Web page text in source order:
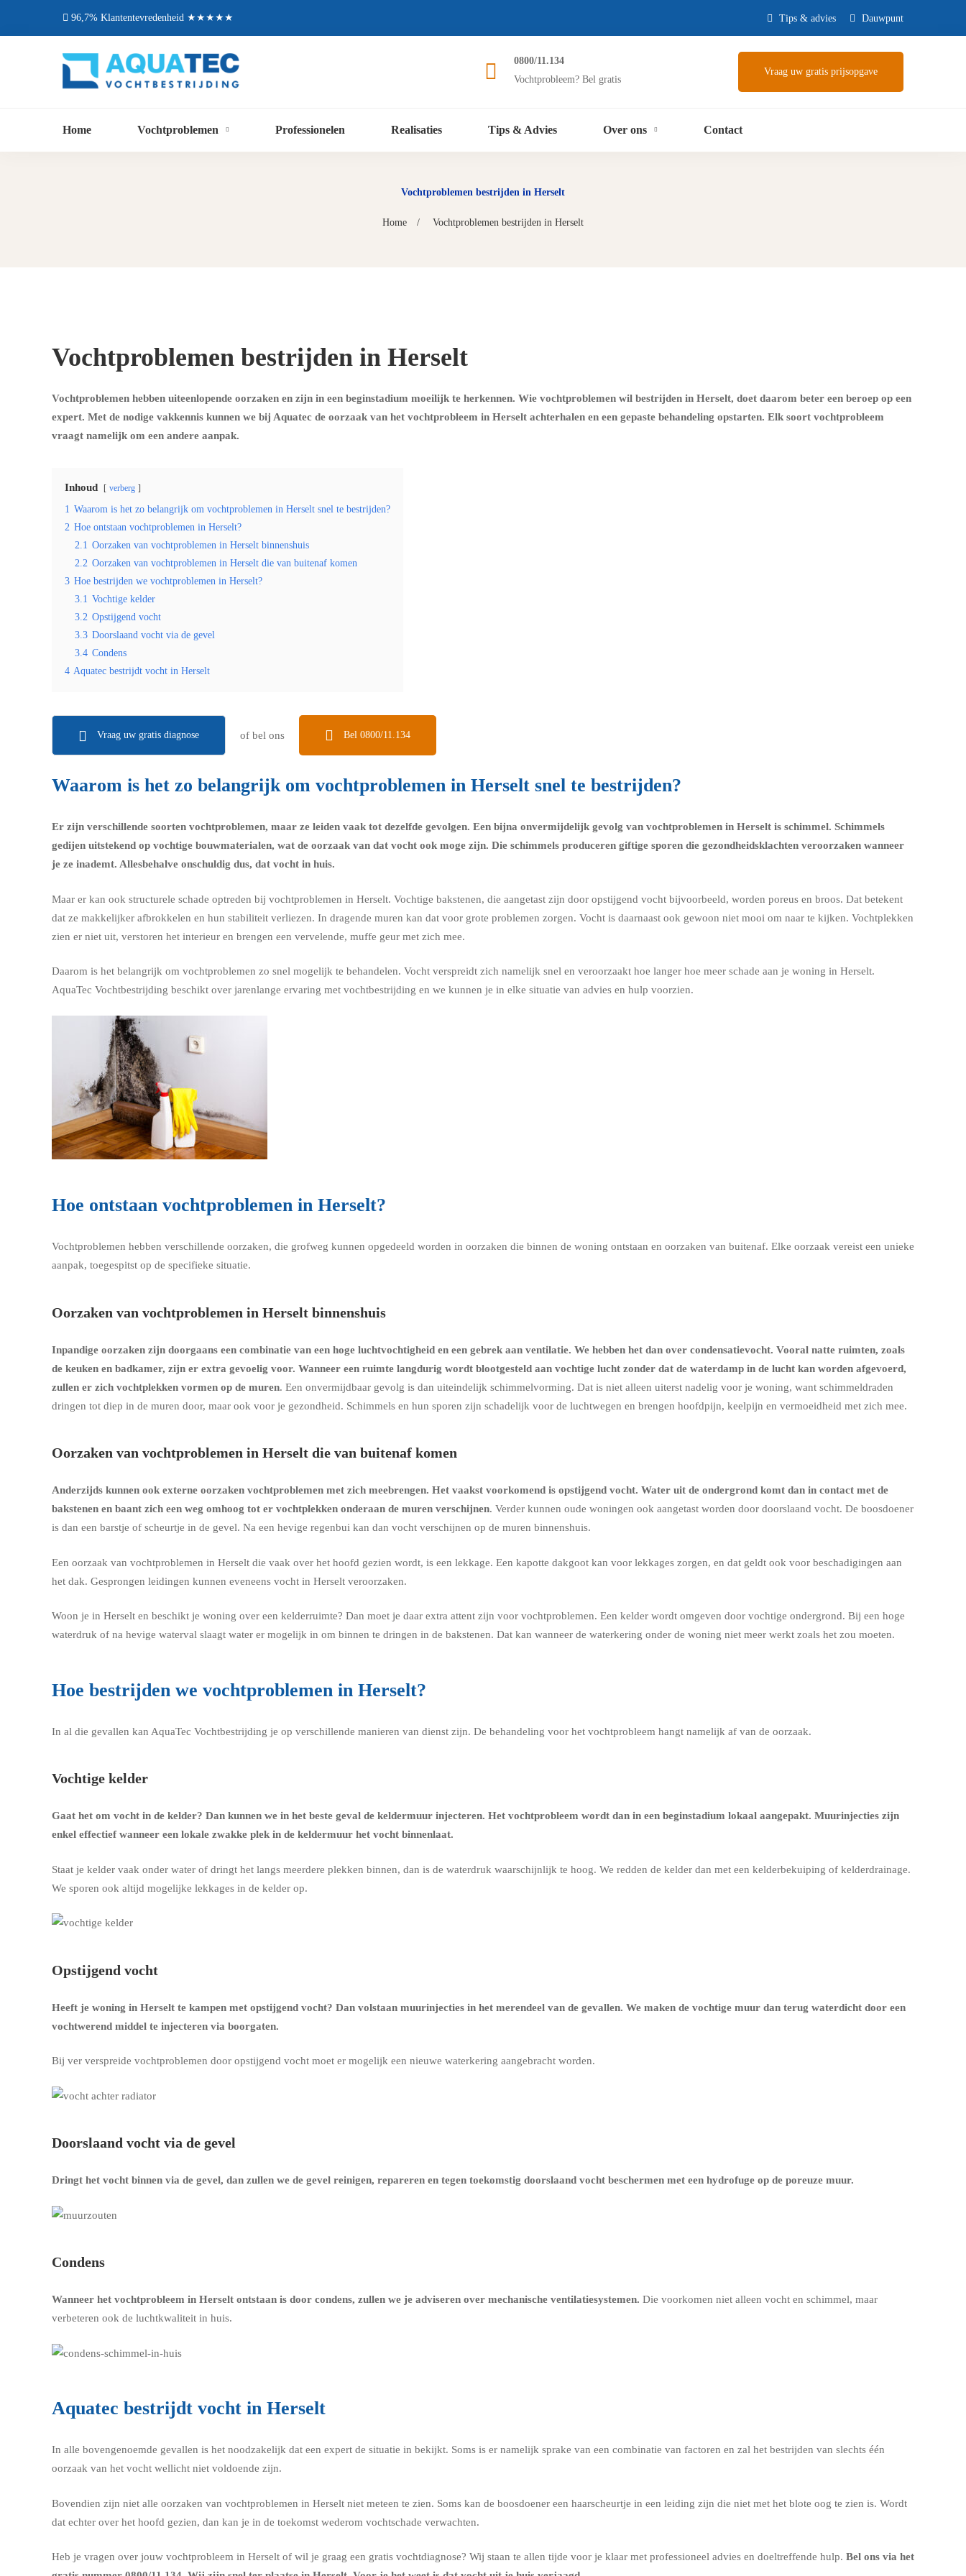
96,7% Klantentevredenheid ★★★★★ Tips & advies Dauwpunt
0800/11.134
Vochtprobleem? Bel gratis
Vraag uw gratis prijsopgave
Home Vochtproblemen Professionelen Realisaties Tips & Advies Over ons Contact
Vochtproblemen bestrijden in Herselt
Home Vochtproblemen bestrijden in Herselt
Vochtproblemen bestrijden in Herselt
Vochtproblemen hebben uiteenlopende oorzaken en zijn in een beginstadium moeilijk te herkennen. Wie vochtproblemen wil bestrijden in Herselt, doet daarom beter een beroep op een
expert. Met de nodige vakkennis kunnen we bij Aquatec de oorzaak van het vochtprobleem in Herselt achterhalen en een gepaste behandeling opstarten. Elk soort vochtprobleem
vraagt namelijk om een andere aanpak.
Inhoud verberg
1 Waarom is het zo belangrijk om vochtproblemen in Herselt snel te bestrijden?
2 Hoe ontstaan vochtproblemen in Herselt?
2.1 Oorzaken van vochtproblemen in Herselt binnenshuis
2.2 Oorzaken van vochtproblemen in Herselt die van buitenaf komen
3 Hoe bestrijden we vochtproblemen in Herselt?
3.1 Vochtige kelder
3.2 Opstijgend vocht
3.3 Doorslaand vocht via de gevel
3.4 Condens
4 Aquatec bestrijdt vocht in Herselt
Vraag uw gratis diagnose of bel ons Bel 0800/11.134
Waarom is het zo belangrijk om vochtproblemen in Herselt snel te bestrijden?
Er zijn verschillende soorten vochtproblemen, maar ze leiden vaak tot dezelfde gevolgen. Een bijna onvermijdelijk gevolg van vochtproblemen in Herselt is schimmel. Schimmels
gedijen uitstekend op vochtige bouwmaterialen, wat de oorzaak van dat vocht ook moge zijn. Die schimmels produceren giftige sporen die gezondheidsklachten veroorzaken wanneer
je ze inademt. Allesbehalve onschuldig dus, dat vocht in huis.
Maar er kan ook structurele schade optreden bij vochtproblemen in Herselt. Vochtige bakstenen, die aangetast zijn door opstijgend vocht bijvoorbeeld, worden poreus en broos. Dat betekent
dat ze makkelijker afbrokkelen en hun stabiliteit verliezen. In dragende muren kan dat voor grote problemen zorgen. Vocht is daarnaast ook gewoon niet mooi om naar te kijken. Vochtplekken
zien er niet uit, verstoren het interieur en brengen een vervelende, muffe geur met zich mee.
Daarom is het belangrijk om vochtproblemen zo snel mogelijk te behandelen. Vocht verspreidt zich namelijk snel en veroorzaakt hoe langer hoe meer schade aan je woning in Herselt.
AquaTec Vochtbestrijding beschikt over jarenlange ervaring met vochtbestrijding en we kunnen je in elke situatie van advies en hulp voorzien.
Hoe ontstaan vochtproblemen in Herselt?
Vochtproblemen hebben verschillende oorzaken, die grofweg kunnen opgedeeld worden in oorzaken die binnen de woning ontstaan en oorzaken van buitenaf. Elke oorzaak vereist een unieke
aanpak, toegespitst op de specifieke situatie.
Oorzaken van vochtproblemen in Herselt binnenshuis
Inpandige oorzaken zijn doorgaans een combinatie van een hoge luchtvochtigheid en een gebrek aan ventilatie. We hebben het dan over condensatievocht. Vooral natte ruimten, zoals
de keuken en badkamer, zijn er extra gevoelig voor. Wanneer een ruimte langdurig wordt blootgesteld aan vochtige lucht zonder dat de waterdamp in de lucht kan worden afgevoerd,
zullen er zich vochtplekken vormen op de muren. Een onvermijdbaar gevolg is dan uiteindelijk schimmelvorming. Dat is niet alleen uiterst nadelig voor je woning, want schimmeldraden
dringen tot diep in de muren door, maar ook voor je gezondheid. Schimmels en hun sporen zijn schadelijk voor de luchtwegen en brengen hoofdpijn, keelpijn en vermoeidheid met zich mee.
Oorzaken van vochtproblemen in Herselt die van buitenaf komen
Anderzijds kunnen ook externe oorzaken vochtproblemen met zich meebrengen. Het vaakst voorkomend is opstijgend vocht. Water uit de ondergrond komt dan in contact met de
bakstenen en baant zich een weg omhoog tot er vochtplekken onderaan de muren verschijnen. Verder kunnen oude woningen ook aangetast worden door doorslaand vocht. De boosdoener
is dan een barstje of scheurtje in de gevel. Na een hevige regenbui kan dan vocht verschijnen op de muren binnenshuis.
Een oorzaak van vochtproblemen in Herselt die vaak over het hoofd gezien wordt, is een lekkage. Een kapotte dakgoot kan voor lekkages zorgen, en dat geldt ook voor beschadigingen aan
het dak. Gesprongen leidingen kunnen eveneens vocht in Herselt veroorzaken.
Woon je in Herselt en beschikt je woning over een kelderruimte? Dan moet je daar extra attent zijn voor vochtproblemen. Een kelder wordt omgeven door vochtige ondergrond. Bij een hoge
waterdruk of na hevige waterval slaagt water er mogelijk in om binnen te dringen in de bakstenen. Dat kan wanneer de waterkering onder de woning niet meer werkt zoals het zou moeten.
Hoe bestrijden we vochtproblemen in Herselt?
In al die gevallen kan AquaTec Vochtbestrijding je op verschillende manieren van dienst zijn. De behandeling voor het vochtprobleem hangt namelijk af van de oorzaak.
Vochtige kelder
Gaat het om vocht in de kelder? Dan kunnen we in het beste geval de keldermuur injecteren. Het vochtprobleem wordt dan in een beginstadium lokaal aangepakt. Muurinjecties zijn
enkel effectief wanneer een lokale zwakke plek in de keldermuur het vocht binnenlaat.
Staat je kelder vaak onder water of dringt het langs meerdere plekken binnen, dan is de waterdruk waarschijnlijk te hoog. We redden de kelder dan met een kelderbekuiping of kelderdrainage.
We sporen ook altijd mogelijke lekkages in de kelder op.
Opstijgend vocht
Heeft je woning in Herselt te kampen met opstijgend vocht? Dan volstaan muurinjecties in het merendeel van de gevallen. We maken de vochtige muur dan terug waterdicht door een
vochtwerend middel te injecteren via boorgaten.
Bij ver verspreide vochtproblemen door opstijgend vocht moet er mogelijk een nieuwe waterkering aangebracht worden.
Doorslaand vocht via de gevel
Dringt het vocht binnen via de gevel, dan zullen we de gevel reinigen, repareren en tegen toekomstig doorslaand vocht beschermen met een hydrofuge op de poreuze muur.
Condens
Wanneer het vochtprobleem in Herselt ontstaan is door condens, zullen we je adviseren over mechanische ventilatiesystemen. Die voorkomen niet alleen vocht en schimmel, maar
verbeteren ook de luchtkwaliteit in huis.
Aquatec bestrijdt vocht in Herselt
In alle bovengenoemde gevallen is het noodzakelijk dat een expert de situatie in bekijkt. Soms is er namelijk sprake van een combinatie van factoren en zal het bestrijden van slechts één
oorzaak van het vocht wellicht niet voldoende zijn.
Bovendien zijn niet alle oorzaken van vochtproblemen in Herselt niet meteen te zien. Soms kan de boosdoener een haarscheurtje in een leiding zijn die niet met het blote oog te zien is. Wordt
dat echter over het hoofd gezien, dan kan je in de toekomst wederom vochtschade verwachten.
Heb je vragen over jouw vochtprobleem in Herselt of wil je graag een gratis vochtdiagnose? Wij staan te allen tijde voor je klaar met professioneel advies en doeltreffende hulp. Bel ons via het